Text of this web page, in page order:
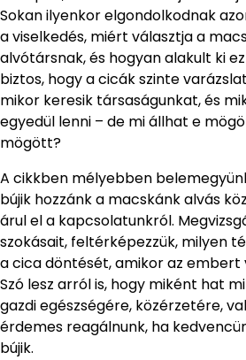
Sokan ilyenkor elgondolkodnak
a viselkedés, miért választja a
alvótársnak, és hogyan alakult ki
biztos, hogy a cicák szinte
mikor keresik társaságunkat, és
egyedül lenni – de mi állhat e
mögött?
A cikkben mélyebben
bújik hozzánk a macskánk alvás
árul el a kapcsolatunkról.
szokásait, feltérképezzük, milyen
a cica döntését, amikor az embert
Szó lesz arról is, hogy miként hat
gazdi egészségére, közérzetére,
érdemes reagálnunk, ha
bújik.